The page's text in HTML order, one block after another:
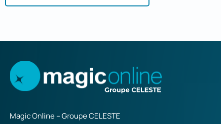
Magic Online – GroupeCELESTE